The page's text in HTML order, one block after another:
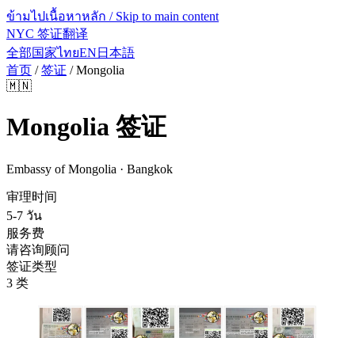
ข้ามไปเนื้อหาหลัก / Skip to main content
NYC 签证翻译
全部国家ไทยEN 日本語
首页 /签证 /Mongolia
🇲🇳
Mongolia 签证
Embassy of Mongolia · Bangkok
审理时间
5-7 วัน
服务费
请咨询顾问
签证类型
3 类